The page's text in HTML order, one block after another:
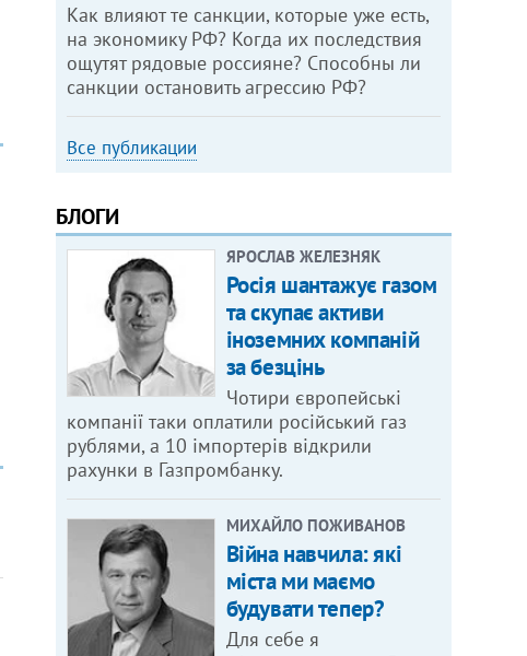
Как влияют те санкции, которые уже есть,
на экономику РФ? Когда их последствия
ощутят рядовые россияне? Способны ли
санкции остановить агрессию РФ?
Все публикации
БЛОГИ
ЯРОСЛАВ ЖЕЛЕЗНЯК
Росія шантажує газом
та скупає активи
іноземних компаній
за безцінь
Чотири європейські
компанії таки оплатили російський газ
рублями, а 10 імпортерів відкрили
рахунки в Газпромбанку.
МИХАЙЛО ПОЖИВАНОВ
Війна навчила: які
міста ми маємо
будувати тепер?
Для себе я